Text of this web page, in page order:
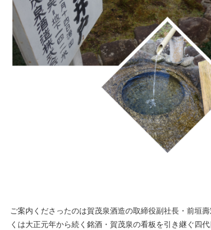
ご案内くださったのは賀茂泉酒造の取締役副社長・前垣
くは大正元年から続く銘酒・賀茂泉の看板を引き継ぐ四